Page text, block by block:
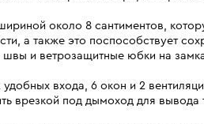
около 8 сантиментов,
а также это поспособствует
и ветрозащитные юбки на
входа, 6 окон и 2
врезкой под дымоход для вывода